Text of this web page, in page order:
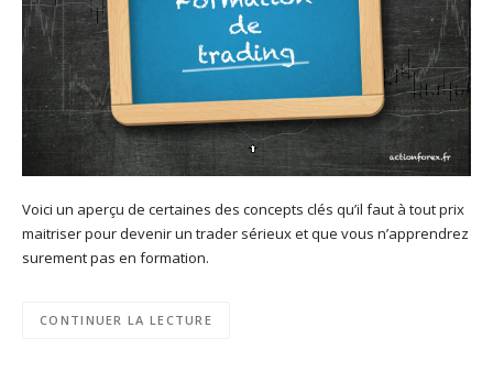
Voici un aperçu de certaines des concepts clés qu’il faut à tout prix
maitriser pour devenir un trader sérieux et que vous n’apprendrez
surement pas en formation.
CONTINUER LA LECTURE